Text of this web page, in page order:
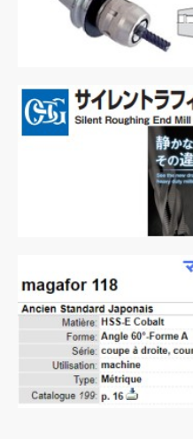
お買い物を続ける